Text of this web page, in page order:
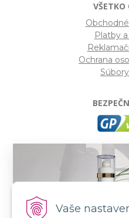
Vaše
VŠETKO
Platby
Ochrana
- Moderný a
kartou na internete. Je
platobných brán na